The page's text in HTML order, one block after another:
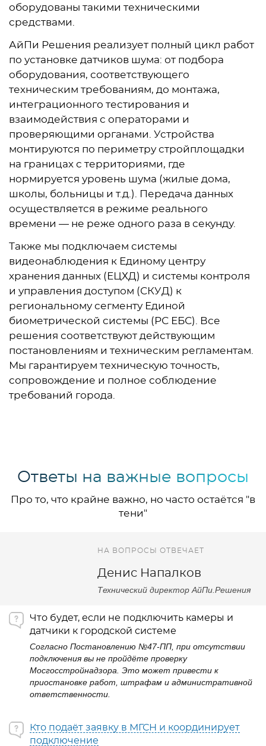
оборудованы такими техническими
средствами.
АйПи Решения реализует полный цикл работ
по установке датчиков шума: от подбора
оборудования, соответствующего
техническим требованиям, до монтажа,
интеграционного тестирования и
взаимодействия с операторами и
проверяющими органами. Устройства
монтируются по периметру стройплощадки
на границах с территориями, где
нормируется уровень шума (жилые дома,
школы, больницы и т.д.). Передача данных
осуществляется в режиме реального
времени — не реже одного раза в секунду.
Также мы подключаем системы
видеонаблюдения к Единому центру
хранения данных (ЕЦХД) и системы контроля
и управления доступом (СКУД) к
региональному сегменту Единой
биометрической системы (РС ЕБС). Все
решения соответствуют действующим
постановлениям и техническим регламентам.
Мы гарантируем техническую точность,
сопровождение и полное соблюдение
требований города.
Ответы на важные вопросы
Про то, что крайне важно, но часто остаётся "в
тени"
НА ВОПРОСЫ ОТВЕЧАЕТ
Денис Напалков
Технический директор АйПи.Решения
Что будет, если не подключить камеры и
датчики к городской системе
Согласно Постановлению №47-ПП, при отсутствии
подключения вы не пройдёте проверку
Мосгосстройнадзора. Это может привести к
приостановке работ, штрафам и административной
ответственности.
Кто подаёт заявку в МГСН и координирует
подключение